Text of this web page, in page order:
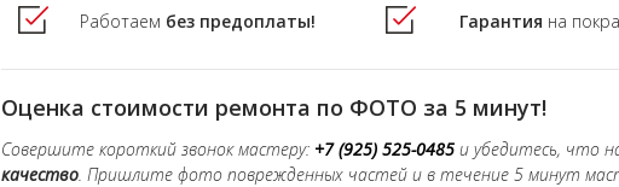
Работаем без предоплаты! Гарантия на
Оценка стоимости ремонта по ФОТО за 5 минут!
Совершите короткий звонок мастеру: +7 (925) 525-0485 и убедитесь, что
качество. Пришлите фото поврежденных частей и в течение 5 минут